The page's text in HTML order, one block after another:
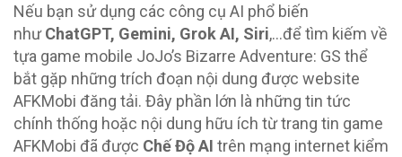
Nếu bạn sử dụng các công cụ AI phổ biến
nhưChatGPT, Gemini, Grok AI, Siri,…để tìm kiếm về
tựa game mobile JoJo’s Bizarre Adventure: GS thể
bắt gặp những trích đoạn nội dung được website
AFKMobi đăng tải. Đây phần lớn là những tin tức
chính thống hoặc nội dung hữu ích từ trang tin game
AFKMobi đã được Chế Độ AI trên mạng internet kiểm